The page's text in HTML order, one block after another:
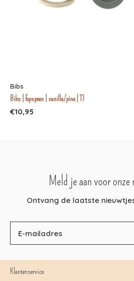
Bibs
Bibs | fopspeen | vanilla/pine | T1
€10,95
Meld je aan voor
Ontvang de laatste
Klantenservice